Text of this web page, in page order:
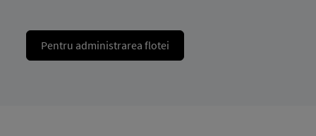
Pentru administrarea flotei